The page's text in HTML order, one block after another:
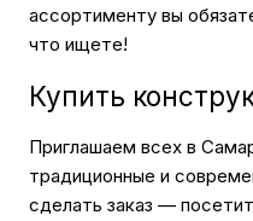
ассортименту вы
что ищете!
Купить
Приглашаем всех в
традиционные и
сделать заказ —